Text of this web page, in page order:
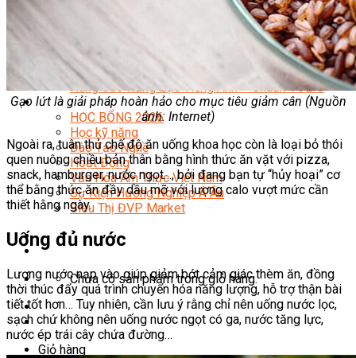
Âm Nhạc
Điện Công Nghiệp Và Dân Dụng
Văn Hóa Phổ Thông
Nâng Cao Năng Lực Tiếng Anh – Chuẩn TOEIC
Tin Tức
HỌC BỔNG 2026
Học kỹ năng
Đào Tạo Nghề
Hoạt Động
Văn Hóa Ẩm Thực Việt Nam
Sự Kiện Hướng Nghiệp Á Âu
Siêu Thị ĐVP Market
Chưa có sản phẩm trong giỏ hàng.
Giỏ hàng
Gạo lứt là giải pháp hoàn hảo cho mục tiêu giảm cân (Nguồn
ảnh: Internet)
Ngoài ra, tuân thủ chế độ ăn uống khoa học còn là loại bỏ thói
quen nuông chiều bản thân bằng hình thức ăn vặt với pizza,
snack, hamburger, nước ngọt…, bởi đang bạn tự “hủy hoại” cơ
thể bằng thức ăn đầy dầu mỡ với lượng calo vượt mức cần
thiết hằng ngày.
Uống đủ nước
Lượng nước nạp vào giúp giảm bớt cảm giác thèm ăn, đồng
thời thúc đẩy quá trình chuyển hóa năng lượng, hỗ trợ thận bài
tiết tốt hơn… Tuy nhiên, cần lưu ý rằng chỉ nên uống nước lọc,
sạch chứ không nên uống nước ngọt có ga, nước tăng lực,
nước ép trái cây chứa đường…